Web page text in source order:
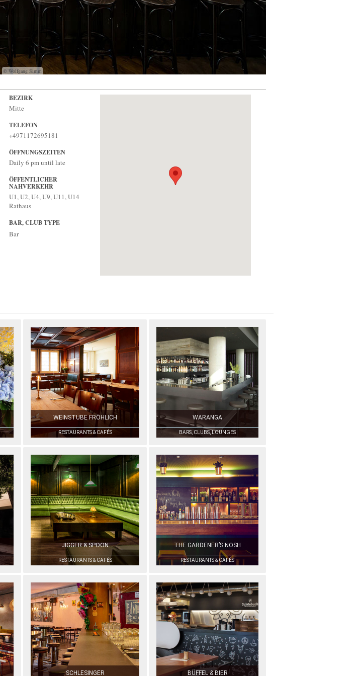
© Wolfgang Simm
BEZIRK
Mitte
TELEFON
+4971172695181
ÖFFNUNGSZEITEN
Daily 6 pm until late
ÖFFENTLICHER
NAHVERKEHR
U1, U2, U4, U9, U11, U14
Rathaus
BAR, CLUB TYPE
Bar
WEINSTUBE FRÖHLICH
RESTAURANTS & CAFÉS
WARANGA
BARS, CLUBS, LOUNGES
JIGGER & SPOON
RESTAURANTS & CAFÉS
THE GARDENER’S NOSH
RESTAURANTS & CAFÉS
SCHLESINGER BÜFFEL & BIER